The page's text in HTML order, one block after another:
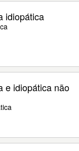
idiopática
e idiopática não